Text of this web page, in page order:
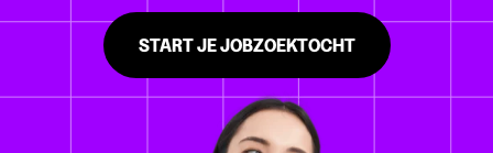
START JE JOBZOEKTOCHT